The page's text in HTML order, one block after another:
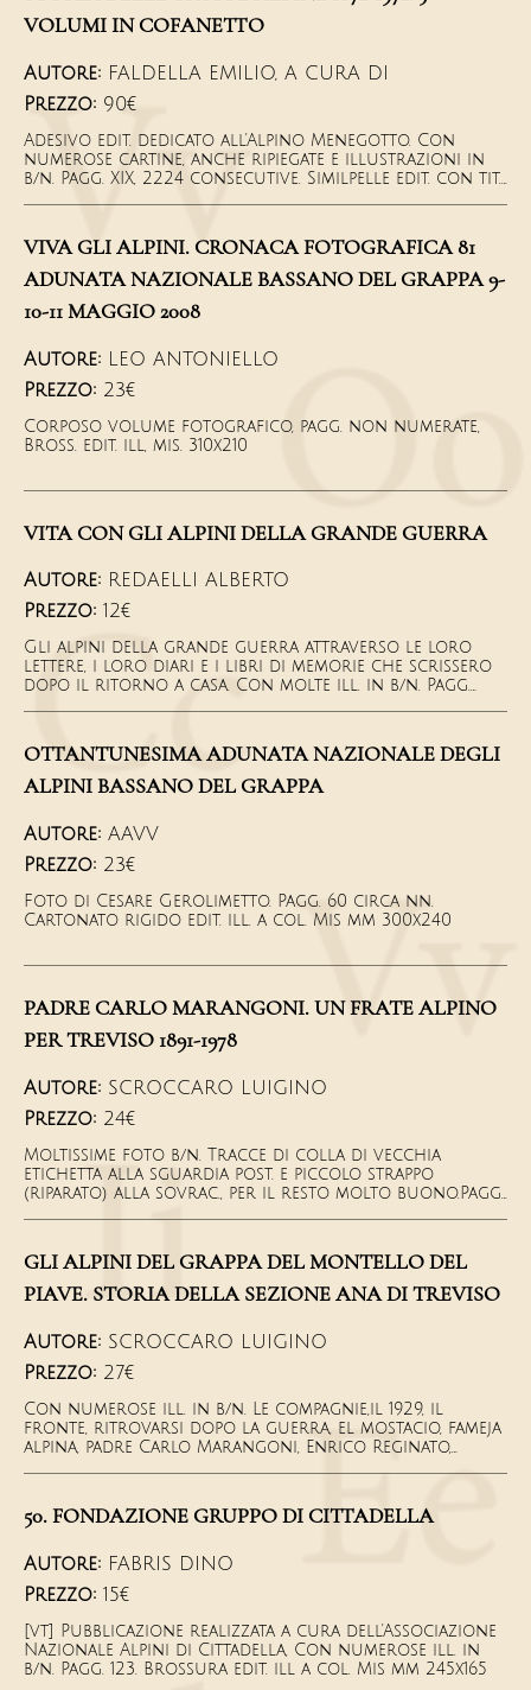
VOLUMI IN COFANETTO
Autore: FALDELLA EMILIO, A CURA DI
Prezzo: 90€
Adesivo edit. dedicato all'Alpino Menegotto. Con
numerose cartine, anche ripiegate e illustrazioni in
b/n. Pagg. XIX, 2224 consecutive. Similpelle edit. con tit.
VIVA GLI ALPINI. CRONACA FOTOGRAFICA 81
ADUNATA NAZIONALE BASSANO DEL GRAPPA 9-
10-11 MAGGIO 2008
Autore:
LEO ANTONIELLO
Prezzo: 23€
Corposo volume fotografico, pagg. non numerate,
Bross. edit. ill, mis. 310x210
VITA CON GLI ALPINI DELLA GRANDE GUERRA
Autore: REDAELLI ALBERTO
Prezzo: 12€
Gli alpini della grande guerra attraverso le loro
lettere, i loro diari e i libri di memorie che scrissero
dopo il ritorno a casa. Con molte ill. in b/n. Pagg.
OTTANTUNESIMA ADUNATA NAZIONALE DEGLI
ALPINI BASSANO DEL GRAPPA
Autore: AAVV
Prezzo: 23€
Foto di Cesare Gerolimetto. Pagg. 60 circa nn.
Cartonato rigido edit. ill. a col. Mis mm 300x240
PADRE CARLO MARANGONI. UN FRATE ALPINO
PER TREVISO 1891-1978
Autore: SCROCCARO LUIGINO
Prezzo: 24€
Moltissime foto b/n. Tracce di colla di vecchia
etichetta alla sguardia post. e piccolo strappo
(riparato) alla sovrac., per il resto molto buono.Pagg.
GLI ALPINI DEL GRAPPA DEL MONTELLO DEL
PIAVE. STORIA DELLA SEZIONE ANA DI TREVISO
Autore: SCROCCARO LUIGINO
Prezzo: 27€
Con numerose ill. in b/n. Le compagnie,il 1929, il
fronte, ritrovarsi dopo la guerra, el mostacio, fameja
alpina, padre Carlo Marangoni, Enrico Reginato,
rigido con sovrac. edit. ill. Mis mm 295x210
50. FONDAZIONE GRUPPO DI CITTADELLA
Autore: FABRIS DINO
Prezzo: 15€
[vt] Pubblicazione realizzata a cura dell'Associazione
Nazionale Alpini di Cittadella, Con numerose ill. in
b/n. Pagg. 123. Brossura edit. ill a col. Mis mm 245x165